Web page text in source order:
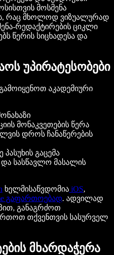
მოსმენა
რაც მხოლოდ ვიზუალურად
რედაქტირების ციკლი
წერის სიცხადესა და
უპირატესობები
აკადემიური
მონაკვეთების წერა
დროს ჩანაწერების
გაცემა
სასწავლო მასალის
ხელმისაწვდომია iOS,
გაფართოებად. ადვილად
განაგრძოთ
თქვენთვის სასურველ
მხარდაჭერა